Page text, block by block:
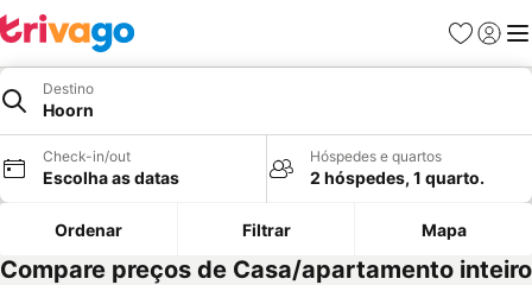
Favoritos
Iniciar
Destino
Hoorn
Check-in/out
Escolha as datas
Hóspedes e quartos
2 hóspedes, 1 quarto.
Ordenar Filtrar Mapa
Compare preços de Casa/apartamento inteiro